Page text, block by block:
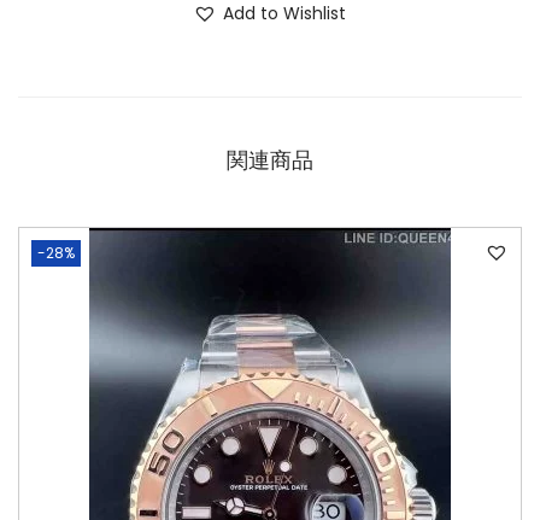
Add to Wishlist
関連商品
-28%